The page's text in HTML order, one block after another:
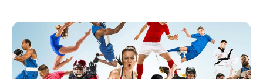
https://www.ruadireita.pt/wp-
content/uploads/2022/01/desporto-
800x600.jpg